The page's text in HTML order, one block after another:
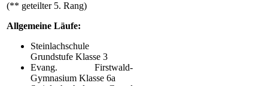
(** geteilter 5. Rang)
Allgemeine Läufe:
Steinlachschule
Grundstufe Klasse 3
Evang. Firstwald-
Gymnasium Klasse 6a